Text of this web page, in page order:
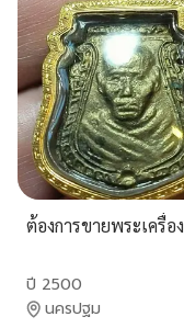
ต้องการขายพระเครื่อง
ปี 2500
นครปฐม